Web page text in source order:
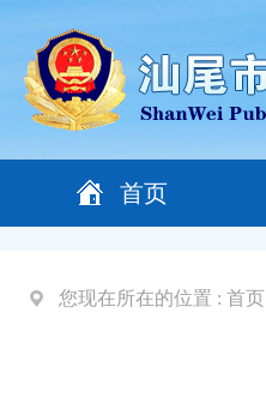
首页
您现在所在的位置 : 首页